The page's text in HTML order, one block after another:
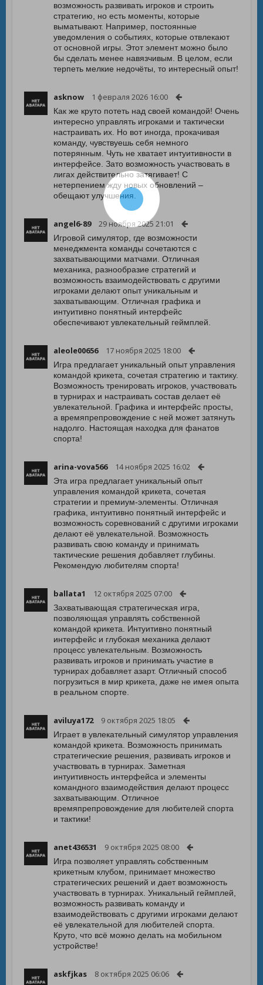
возможность развивать игроков и строить
стратегию, но есть моменты, которые
выматывают. Например, постоянные
уведомления о событиях, которые отвлекают
от основной игры. Этот элемент можно было
бы сделать менее навязчивым. В целом, если
терпеть мелкие недочёты, то интересный опыт!
asknow 1 февраля 2026 16:00
Как же круто потеть над своей командой! Очень
интересно управлять игроками и тактически
настраивать их. Но вот иногда, прокачивая
команду, чувствуешь себя немного
потерянным. Чуть не хватает интуитивности в
интерфейсе. Зато возможность участвовать в
лигах действительно затягивает! С
нетерпением жду новых обновлений –
обещают улучшения.
angel6-89 29 ноября 2025 21:01
Игровой симулятор, где возможности
менеджмента команды сочетаются с
захватывающими матчами. Отличная
механика, разнообразие стратегий и
возможность взаимодействовать с другими
игроками делают опыт уникальным и
захватывающим. Отличная графика и
интуитивно понятный интерфейс
обеспечивают увлекательный геймплей.
aleole00656 17 ноября 2025 18:00
Игра предлагает уникальный опыт управления
командой крикета, сочетая стратегию и тактику.
Возможность тренировать игроков, участвовать
в турнирах и настраивать состав делает её
увлекательной. Графика и интерфейс просты,
а времяпрепровождение с ней может затянуть
надолго. Настоящая находка для фанатов
спорта!
arina-vova566 14 ноября 2025 16:02
Эта игра предлагает уникальный опыт
управления командой крикета, сочетая
стратегии и премиум-элементы. Отличная
графика, интуитивно понятный интерфейс и
возможность соревнований с другими игроками
делают её увлекательной. Возможность
развивать свою команду и принимать
тактические решения добавляет глубины.
Рекомендую любителям спорта!
ballata1 12 октября 2025 07:00
Захватывающая стратегическая игра,
позволяющая управлять собственной
командой крикета. Интуитивно понятный
интерфейс и глубокая механика делают
процесс увлекательным. Возможность
развивать игроков и принимать участие в
турнирах добавляет азарт. Отличный способ
погрузиться в мир крикета, даже не имея опыта
в реальном спорте.
aviluya172 9 октября 2025 18:05
Играет в увлекательный симулятор управления
командой крикета. Возможность принимать
стратегические решения, развивать игроков и
участвовать в турнирах. Заметная
интуитивность интерфейса и элементы
командного взаимодействия делают процесс
захватывающим. Отличное
времяпрепровождение для любителей спорта
и тактики!
anet436531 9 октября 2025 08:00
Игра позволяет управлять собственным
крикетным клубом, принимает множество
стратегических решений и дает возможность
участвовать в турнирах. Уникальный геймплей,
возможность развивать команду и
взаимодействовать с другими игроками делают
её увлекательной для любителей спорта.
Круто, что всё можно делать на мобильном
устройстве!
askfjkas 8 октября 2025 06:06